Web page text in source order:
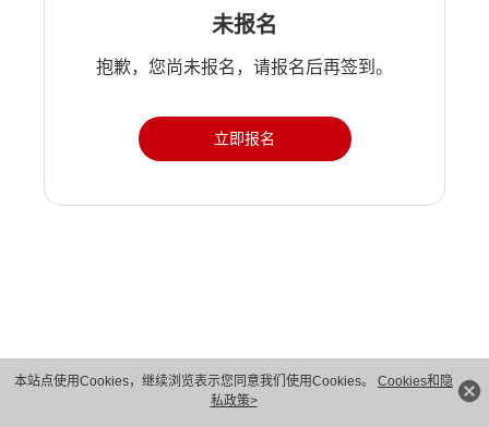
本站点使用Cookies，继续浏览表示您同意我们使用Cookies。 Cookies和隐
私政策>
未报名
抱歉，您尚未报名，请报名后再签到。
立即报名
版权所有 © 华为技术有限公司 1998-2026。 保留一切权利。粤A2-20044005号
隐私保护
法律声明